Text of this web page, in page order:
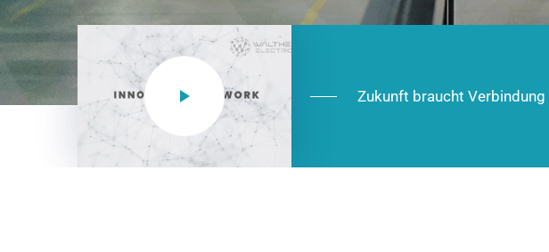
Zukunft braucht Verbindung